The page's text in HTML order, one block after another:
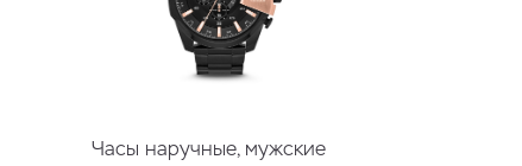
Часы наручные, мужские